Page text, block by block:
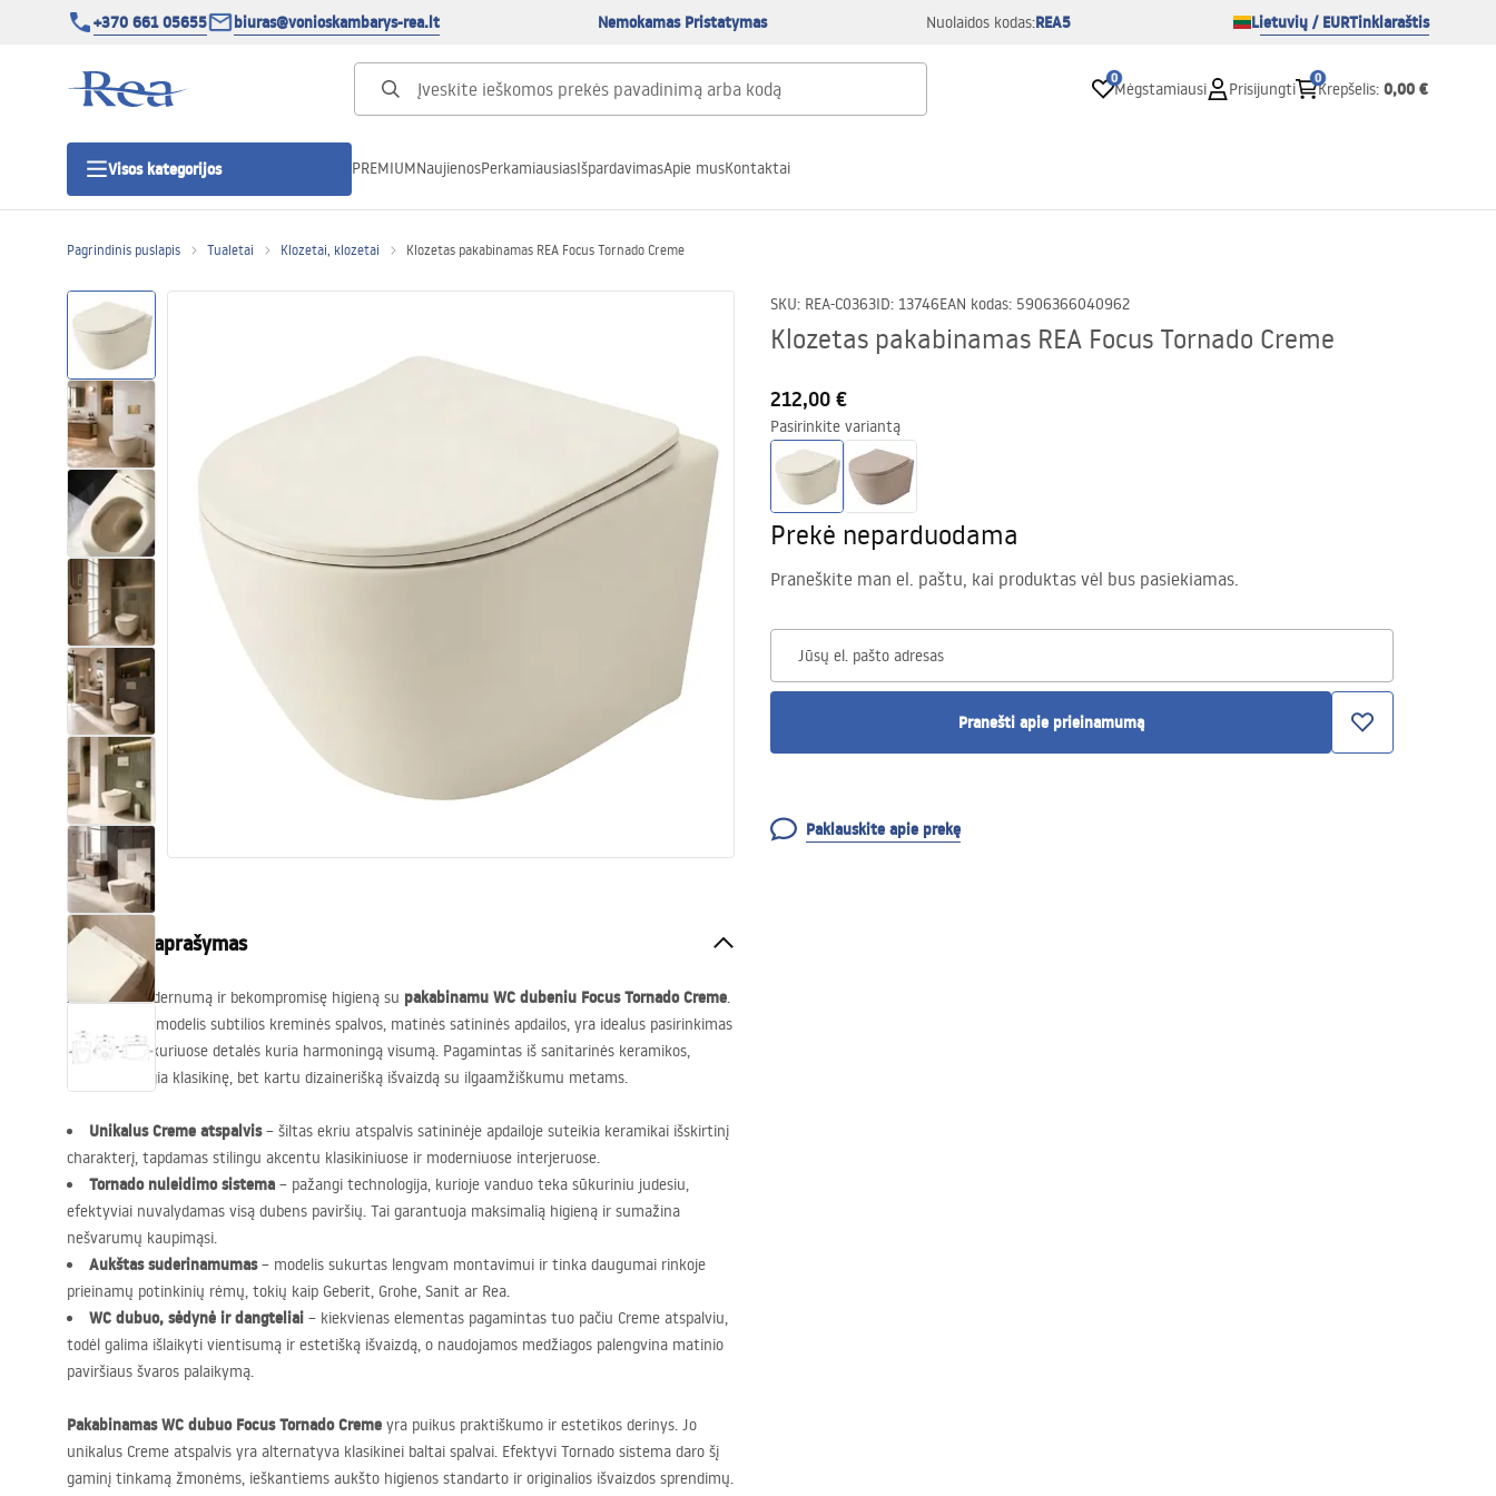
+370 661 05655 biuras@vonioskambarys-rea.lt Nemokamas Pristatymas Nuolaidos kodas:REA5 Lietuvių / EURTinklaraštis
0
Mėgstamiausi Prisijungti
0
Krepšelis: 0,00 €
Visos kategorijos
Dušo durys
Linijiniai dušo kanalai
Tualetai
Praustuvas
Vonios ir ekranai
Vonios maišytuvai
Vonios dušai
Virtuvė
Vonios aksesuarai ir baldai
PREMIUMNaujienosPerkamiausiasIšpardavimasApie musKontaktai
Pagrindinis puslapis Tualetai Klozetai, klozetai Klozetas pakabinamas REA Focus Tornado Creme
SKU: REA-C0363ID: 13746EAN kodas: 5906366040962
Klozetas pakabinamas REA Focus Tornado Creme
212,00 €
Pasirinkite variantą
Prekė neparduodama
Praneškite man el. paštu, kai produktas vėl bus pasiekiamas.
Jūsų el. pašto adresas
Pranešti apie prieinamumą
Paklauskite apie prekę
Produkto aprašymas
Atraskite modernumą ir bekompromisę higieną su pakabinamu WC dubeniu Focus Tornado Creme.
Šis išskirtinis modelis subtilios kreminės spalvos, matinės satininės apdailos, yra idealus pasirinkimas
interjerams, kuriuose detalės kuria harmoningą visumą. Pagamintas iš sanitarinės keramikos,
dubuo sujungia klasikinę, bet kartu dizainerišką išvaizdą su ilgaamžiškumu metams.
Unikalus Creme atspalvis– šiltas ekriu atspalvis satininėje apdailoje suteikia keramikai išskirtinį
charakterį, tapdamas stilingu akcentu klasikiniuose ir moderniuose interjeruose.
Tornado nuleidimo sistema – pažangi technologija, kurioje vanduo teka sūkuriniu judesiu,
efektyviai nuvalydamas visą dubens paviršių. Tai garantuoja maksimalią higieną ir sumažina
nešvarumų kaupimąsi.
Aukštas suderinamumas– modelis sukurtas lengvam montavimui ir tinka daugumai rinkoje
prieinamų potinkinių rėmų, tokių kaip Geberit, Grohe, Sanit ar Rea.
WC dubuo, sėdynė ir dangteliai – kiekvienas elementas pagamintas tuo pačiu Creme atspalviu,
todėl galima išlaikyti vientisumą ir estetišką išvaizdą, o naudojamos medžiagos palengvina matinio
paviršiaus švaros palaikymą.
Pakabinamas WC dubuo Focus Tornado Creme yra puikus praktiškumo ir estetikos derinys. Jo
unikalus Creme atspalvis yra alternatyva klasikinei baltai spalvai. Efektyvi Tornado sistema daro šį
gaminį tinkamą žmonėms, ieškantiems aukšto higienos standarto ir originalios išvaizdos sprendimų.